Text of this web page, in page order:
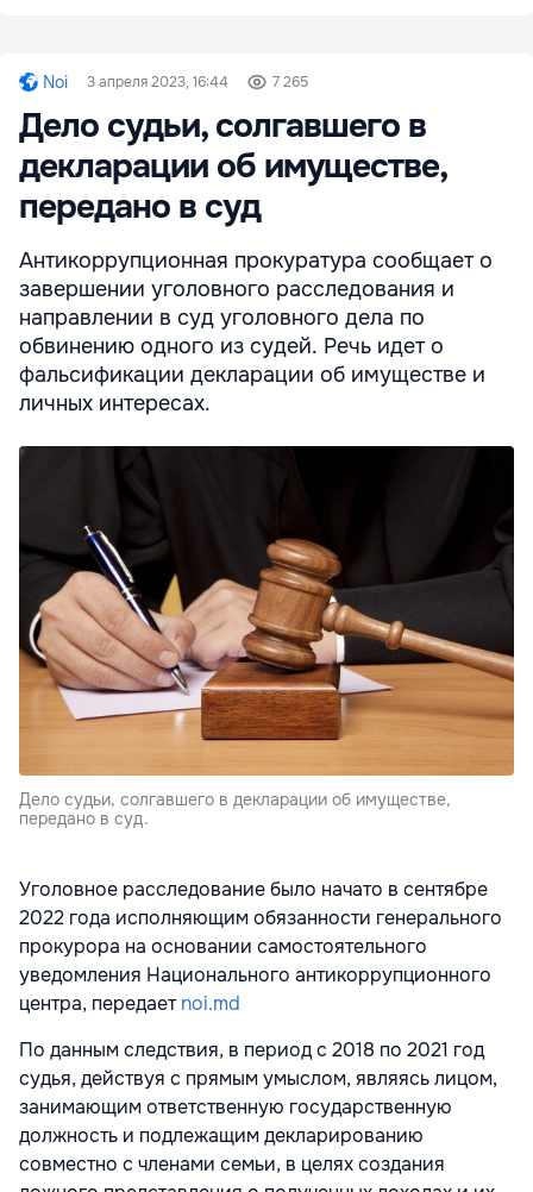
Noi 3 апреля 2023, 16:44 7 265
Дело судьи, солгавшего в
декларации об имуществе,
передано в суд
Антикоррупционная прокуратура сообщает о
завершении уголовного расследования и
направлении в суд уголовного дела по
обвинению одного из судей. Речь идет о
фальсификации декларации об имуществе и
личных интересах.
Дело судьи, солгавшего в декларации об имуществе,
передано в суд.
Уголовное расследование было начато в сентябре
2022 года исполняющим обязанности генерального
прокурора на основании самостоятельного
уведомления Национального антикоррупционного
центра, передаетnoi.md
По данным следствия, в период с 2018 по 2021 год
судья, действуя с прямым умыслом, являясь лицом,
занимающим ответственную государственную
должность и подлежащим декларированию
совместно с членами семьи, в целях создания